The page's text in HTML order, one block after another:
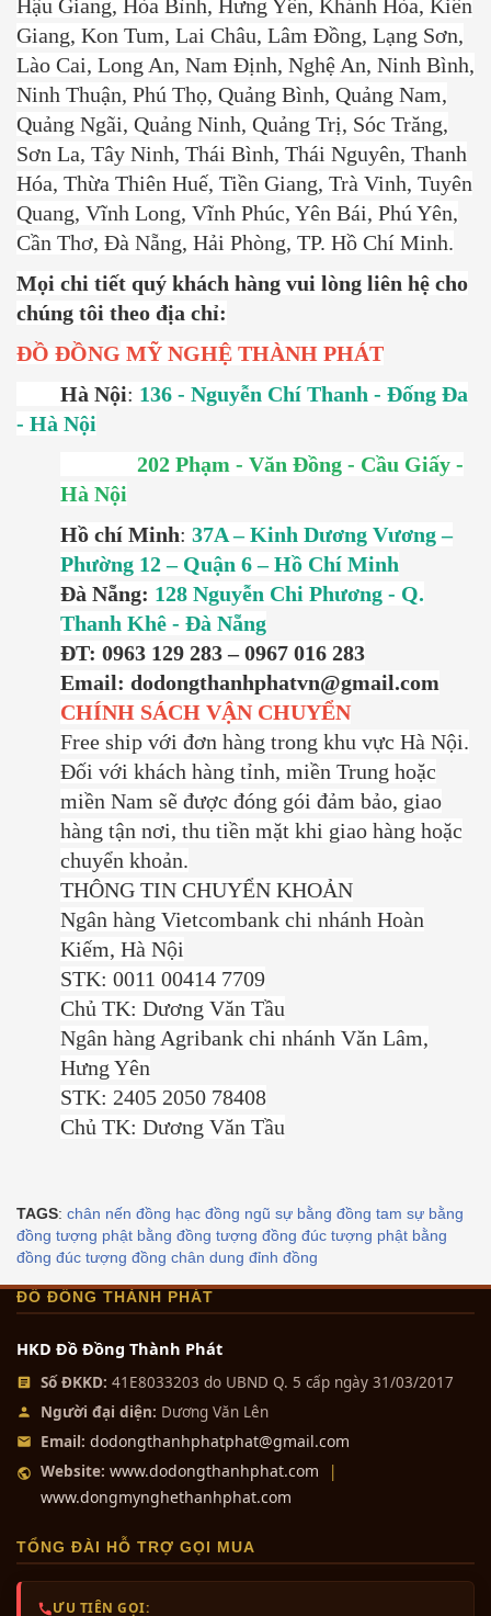
Hậu Giang, Hòa Bình, Hưng Yên, Khánh Hòa, Kiên
Giang, Kon Tum, Lai Châu, Lâm Đồng, Lạng Sơn,
Lào Cai, Long An, Nam Định, Nghệ An, Ninh Bình,
Ninh Thuận, Phú Thọ, Quảng Bình, Quảng Nam,
Quảng Ngãi, Quảng Ninh, Quảng Trị, Sóc Trăng,
Sơn La, Tây Ninh, Thái Bình, Thái Nguyên, Thanh
Hóa, Thừa Thiên Huế, Tiền Giang, Trà Vinh, Tuyên
Quang, Vĩnh Long, Vĩnh Phúc, Yên Bái, Phú Yên,
Cần Thơ, Đà Nẵng, Hải Phòng, TP. Hồ Chí Minh.
Mọi chi tiết quý khách hàng vui lòng liên hệ cho
chúng tôi theo địa chỉ:
ĐỒ ĐỒNG MỸ NGHỆ THÀNH PHÁT
Hà Nội: 136 - Nguyễn Chí Thanh - Đống Đa
- Hà Nội
202 Phạm - Văn Đồng - Cầu Giấy -
Hà Nội
Hồ chí Minh: 37A – Kinh Dương Vương –
Phường 12 – Quận 6 – Hồ Chí Minh
Đà Nẵng: 128 Nguyễn Chi Phương - Q.
Thanh Khê - Đà Nẵng
ĐT: 0963 129 283 – 0967 016 283
Email: dodongthanhphatvn@gmail.com
CHÍNH SÁCH VẬN CHUYỂN
Free ship với đơn hàng trong khu vực Hà Nội.
Đối với khách hàng tỉnh, miền Trung hoặc
miền Nam sẽ được đóng gói đảm bảo, giao
hàng tận nơi, thu tiền mặt khi giao hàng hoặc
chuyển khoản.
THÔNG TIN CHUYỂN KHOẢN
Ngân hàng Vietcombank chi nhánh Hoàn
Kiếm, Hà Nội
STK: 0011 00414 7709
Chủ TK: Dương Văn Tầu
Ngân hàng Agribank chi nhánh Văn Lâm,
Hưng Yên
STK: 2405 2050 78408
Chủ TK: Dương Văn Tầu
TAGS: chân nến đồng hạc đồng ngũ sự bằng đồng tam sự bằng
đồng tượng phật bằng đồng tượng đồng đúc tượng phật bằng
đồng đúc tượng đồng chân dung đỉnh đồng
ĐỒ ĐỒNG THÀNH PHÁT
HKD Đồ Đồng Thành Phát
Số ĐKKD: 41E8033203 do UBND Q. 5 cấp ngày 31/03/2017
Người đại diện: Dương Văn Lên
Email: dodongthanhphatphat@gmail.com
Website: www.dodongthanhphat.com
www.dongmynghethanhphat.com
TỔNG ĐÀI HỖ TRỢ GỌI MUA
ƯU TIÊN GỌI: